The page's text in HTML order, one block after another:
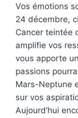
Vos émotions
24 décembre,
Cancer teintée
amplifie vos
vous apporte
passions
Mars-Neptune
sur vos
Aujourd’hui